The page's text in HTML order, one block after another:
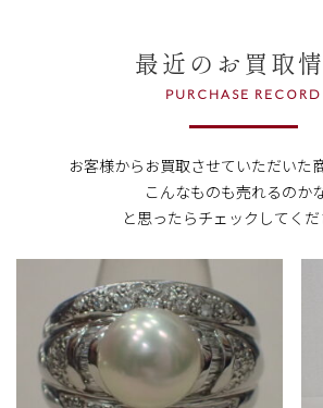
最近のお買取
PURCHASE RECORD
お客様からお買取させていただいた
こんなものも売れるのか
と思ったらチェックしてくだ